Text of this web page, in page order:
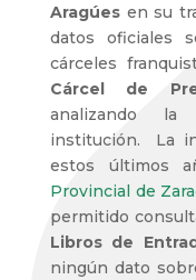
Aragúesen su
datos oficiales
cárceles
Cárcel de
analizando la
institución. La
estos últimos
Provincial de
permitido
Libros de
ningún dato